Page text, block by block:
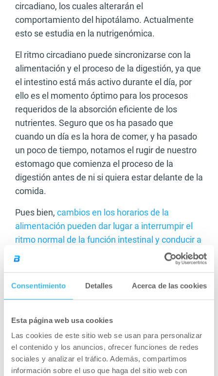
Consentimiento Detalles Acerca de las cookies
Esta página web usa cookies
Las cookies de este sitio web se usan para personalizar
el contenido y los anuncios, ofrecer funciones de redes
sociales y analizar el tráfico. Además, compartimos
información sobre el uso que haga del sitio web con
circadiano, los cuales alterarán el
comportamiento del hipotálamo. Actualmente
esto se estudia en la nutrigenómica.
El ritmo circadiano puede sincronizarse con la
alimentación y el proceso de la digestión, ya que
el intestino está más activo durante el día, por
ello es el momento óptimo para los procesos
requeridos de la absorción eficiente de los
nutrientes. Seguro que os ha pasado que
cuando un día es la hora de comer, y ha pasado
un poco de tiempo, notamos el rugir de nuestro
estomago que comienza el proceso de la
digestión antes de ni si quiera estar delante de la
comida.
Pues bien, cambios en los horarios de la
alimentación pueden dar lugar a interrumpir el
ritmo normal de la función intestinal y conducir a
problemas gastrointestinales
. Además se
conoce que algunas proteínas encargadas de
transportar los nutrientes de la alimentación,
recomiende seguir un horario aproximado de
nuestras comidas y unos alimentos en un
momento del día u otro.
Igualmente este hecho se da con con la